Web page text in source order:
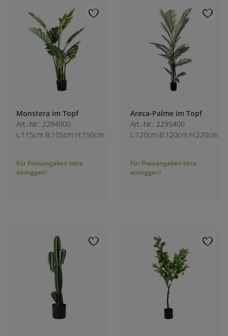
Monstera im Topf
Art.-Nr.: 2294900
L:115cm B:105cm H:150cm
Für Preisangaben bitte
einloggen!
Areca-Palme im Topf
Art.-Nr.: 2295400
L:120cm B:120cm H:220cm
Für Preisangaben bitte
einloggen!